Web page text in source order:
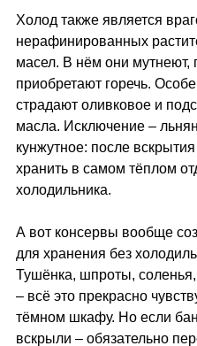
Холод также является
нерафинированных
масел. В нём они мутнеют,
приобретают горечь.
страдают оливковое и
масла. Исключение –
кунжутное: после
хранить в самом тёплом
холодильника.
А вот консервы вообще
для хранения без
Тушёнка, шпроты,
– всё это прекрасно
тёмном шкафу. Но если
вскрыли – обязательно